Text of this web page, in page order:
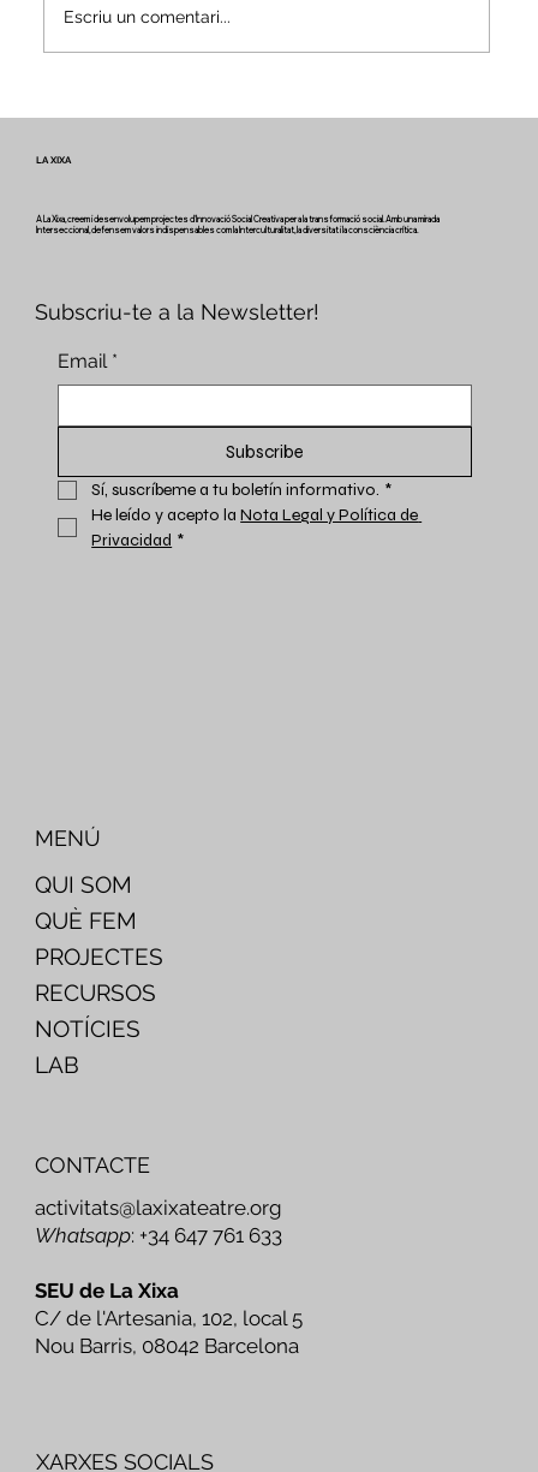
Escriu un comentari...
LA XIXA
A La Xixa, creem i desenvolupem projectes d'Innovació Social Creativa per a la transformació social. Amb una mirada
Interseccional, defensem valors indispensables com la Interculturalitat, la diversitat i la consciència crítica.
Subscriu-te a la Newsletter!
Email *
Subscribe
Sí, suscríbeme a tu boletín informativo. *
He leído y acepto la Nota Legal y Política de
Privacidad *
QUI SOM
QUÈ FEM
PROJECTES
RECURSOS
NOTÍCIES
LAB
MENÚ
CONTACTE
activitats@laxixateatre.org
Whatsapp: +34 647 761 633
SEU de La Xixa
C/ de l'Artesania, 102, local 5
Nou Barris, 08042 Barcelona
XARXES SOCIALS